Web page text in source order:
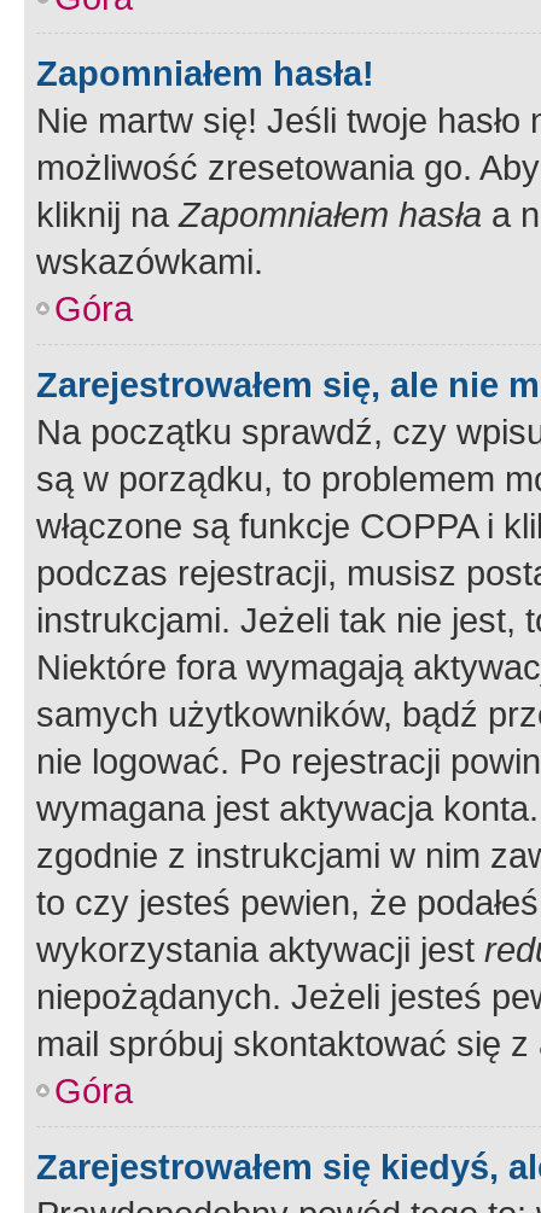
Zapomniałem hasła!
Nie martw się! Jeśli twoje
możliwość zresetowania go.
kliknij naZapomniałem hasła a
wskazówkami.
Góra
Zarejestrowałem się, ale nie
Na początku sprawdź, czy
są w porządku, to problemem
włączone są funkcje COPPA i
podczas rejestracji, musisz
instrukcjami. Jeżeli tak nie jest,
Niektóre fora wymagają
samych użytkowników, bądź
nie logować. Po rejestracji
wymagana jest aktywacja
zgodnie z instrukcjami w nim
to czy jesteś pewien, że
wykorzystania aktywacji jest
niepożądanych. Jeżeli jesteś
mail spróbuj skontaktować się
Góra
Zarejestrowałem się kiedyś,